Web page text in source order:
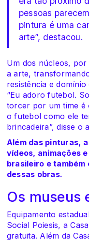
pessoas
pintura é uma
arte”, destacou.
Um dos núcleos,
a arte,
resistência e
“Eu adoro futebol.
torcer por um time é
o futebol como ele
brincadeira”, disse o
Além das pinturas,
vídeos, animações
brasileiro e
dessas obras.
Os museus
Equipamento
Social Poiesis, a
gratuita. Além da